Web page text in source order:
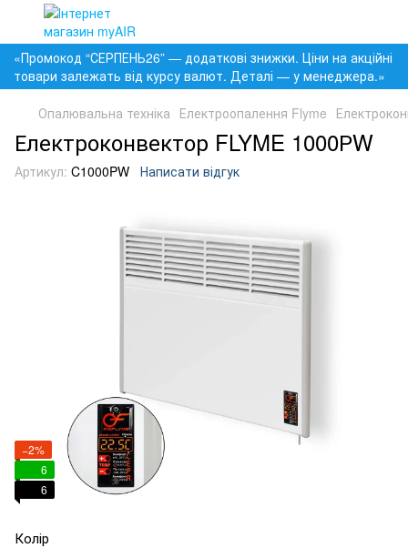
«Промокод “СЕРПЕНЬ26” — додаткові знижки. Ціни на акційні
товари залежать від курсу валют. Деталі — у менеджера.»
Опалювальна техніка Електроопалення Flyme
Електроконвектор FLYME 1000РW
Артикул: C1000PW Написати відгук
−2%
6
6
Колір